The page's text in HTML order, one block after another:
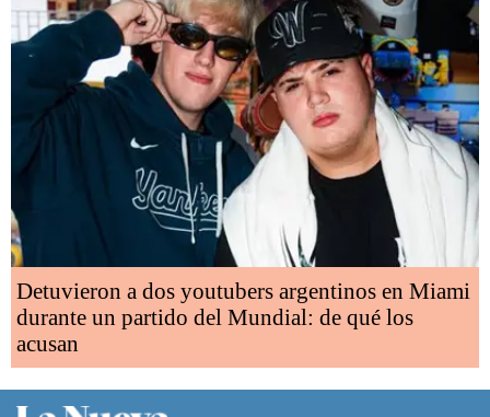
Detuvieron a dos youtubers argentinos en Miami
durante un partido del Mundial: de qué los
acusan